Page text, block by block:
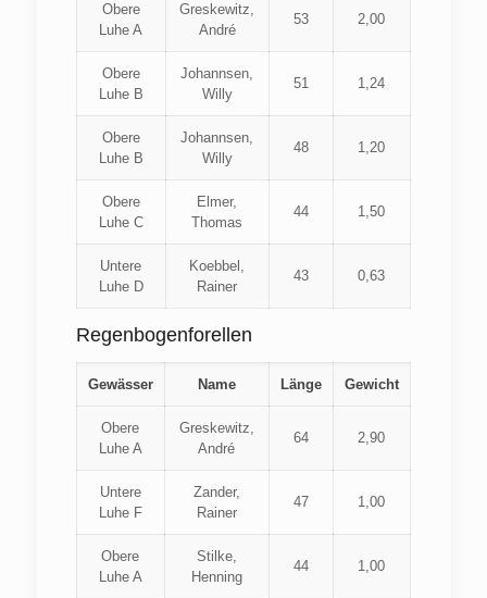
Obere
Luhe A
Greskewitz,
André
53 2,00
Obere
Luhe B
Johannsen,
Willy
51 1,24
Obere
Luhe B
Johannsen,
Willy
48 1,20
Obere
Luhe C
Elmer,
Thomas
44 1,50
Untere
Luhe D
Koebbel,
Rainer
43 0,63
Regenbogenforellen
Gewässer Name Länge Gewicht
Obere
Luhe A
Greskewitz,
André
64 2,90
Untere
Luhe F
Zander,
Rainer
47 1,00
Obere
Luhe A
Stilke,
Henning
44 1,00